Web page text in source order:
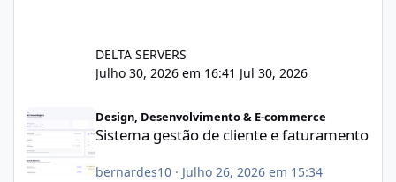
DELTA SERVERS
Julho 30, 2026 em 16:41 Jul 30, 2026
Design, Desenvolvimento & E-commerce
Sistema gestão de cliente e faturamento
bernardes10· Julho 26, 2026 em 15:34